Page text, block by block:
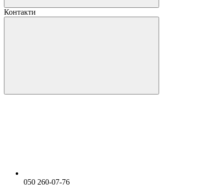
Контакти
050 260-07-76